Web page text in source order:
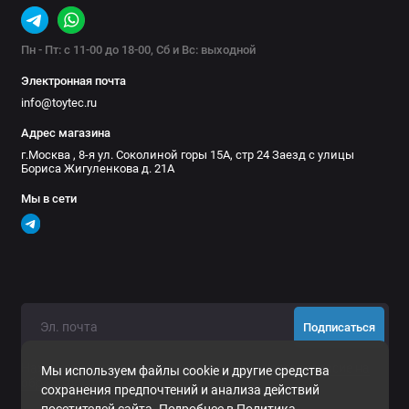
Мы используем файлы cookie и другие средства
сохранения предпочтений и анализа действий
Пн - Пт: с 11-00 до 18-00, Сб и Вс: выходной
Электронная почта
info@toytec.ru
Адрес магазина
г.Москва , 8-я ул. Соколиной горы 15А, стр 24 Заезд с улицы
Бориса Жигуленкова д. 21А
Мы в сети
Подписаться
Нажимая на кнопку «Подписаться», Вы даетесогласие на
обработку персональных данных.